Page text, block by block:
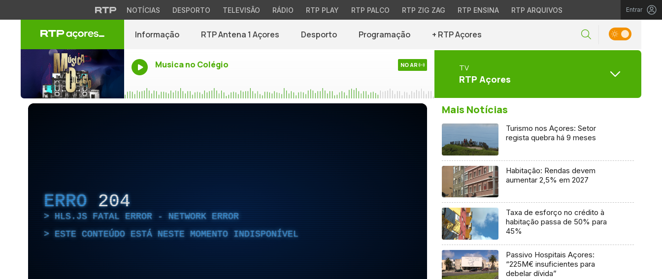
NOTÍCIAS DESPORTO TELEVISÃO RÁDIO RTP PLAY RTP PALCO RTP ZIG ZAG RTP ENSINA RTP ARQUIVOS Entrar
Informação RTP Antena 1 Açores Desporto Programação + RTP Açores
Musica no Colégio NO AR TV
RTP Açores
ERRO 204
HLS.JS FATAL ERROR - NETWORK ERROR
ESTE CONTEÚDO ESTÁ NESTE MOMENTO INDISPONÍVEL
Mais Notícias
Turismo nos Açores: Setor
regista quebra há 9 meses
Habitação: Rendas devem
aumentar 2,5% em 2027
Taxa de esforço no crédito à
habitação passa de 50% para
45%
Passivo Hospitais Açores:
“225M€ insuficientes para
debelar dívida”